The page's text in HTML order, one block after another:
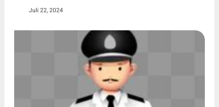
Juli 22, 2024